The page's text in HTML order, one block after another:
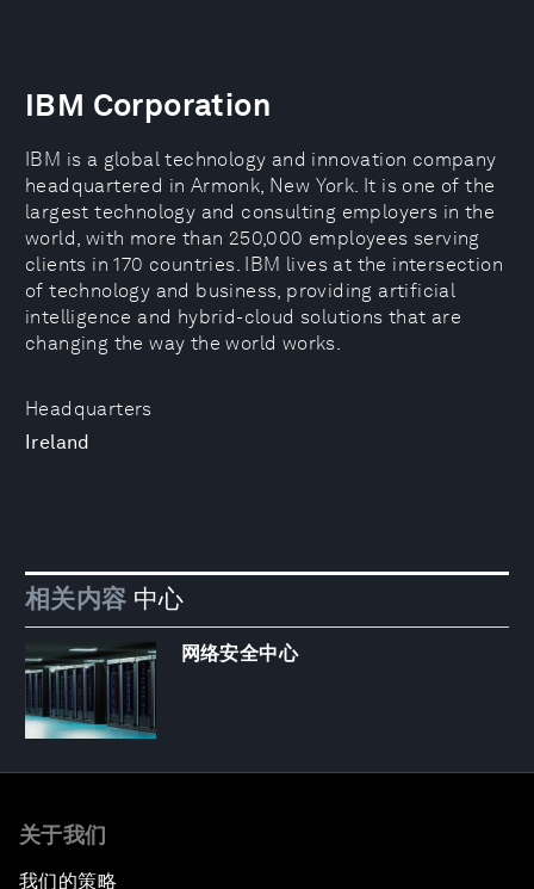
Headquarters
Ireland
IBM Corporation
IBM is a global technology and innovation company
headquartered in Armonk, New York. It is one of the
largest technology and consulting employers in the
world, with more than 250,000 employees serving
clients in 170 countries. IBM lives at the intersection
of technology and business, providing artificial
intelligence and hybrid-cloud solutions that are
changing the way the world works.
相关内容 中心
网络安全中心
关于我们
我们的策略